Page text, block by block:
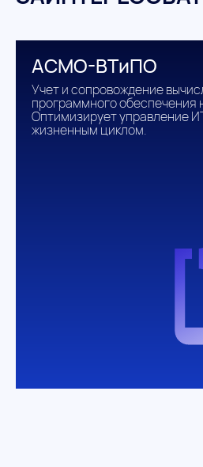
АСМО-ВТиПО
Учет и сопровождение
программного обеспечения
Оптимизирует управление
жизненным циклом.